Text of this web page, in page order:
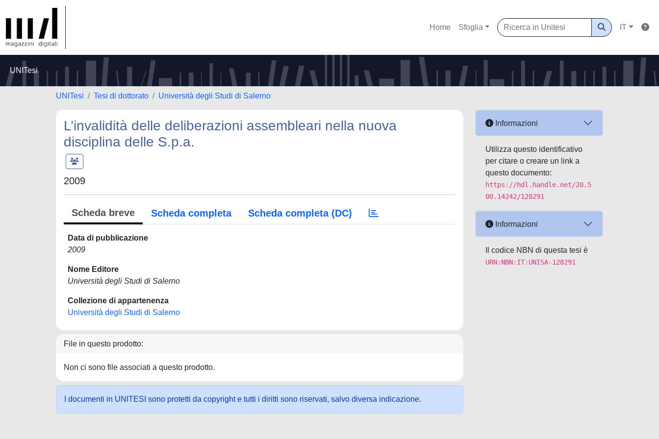
Home Sfoglia IT
UNITesi
UNITesi Tesi di dottorato Università degli Studi di Salerno
L’invalidità delle deliberazioni assembleari nella nuova
disciplina delle S.p.a.
2009
Scheda breve Scheda completa Scheda completa (DC)
Data di pubblicazione
2009
Nome Editore
Università degli Studi di Salerno
Collezione di appartenenza
Università degli Studi di Salerno
File in questo prodotto:
Non ci sono file associati a questo prodotto.
I documenti in UNITESI sono protetti da copyright e tutti i diritti sono riservati, salvo diversa indicazione.
Informazioni
Utilizza questo identificativo
per citare o creare un link a
questo documento:
https://hdl.handle.net/20.5
00.14242/128291
Informazioni
Il codice NBN di questa tesi è
URN:NBN:IT:UNISA-128291